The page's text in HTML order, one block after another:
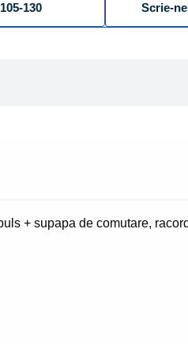
130 Scrie-
+ supapa de comutare,